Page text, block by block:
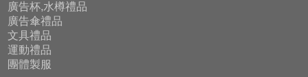
廣告杯,水樽禮品
廣告傘禮品
文具禮品
運動禮品
團體製服